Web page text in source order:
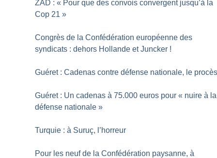
ZAD : « Pour que des convois convergent jusqu’à la
Cop 21 »
Congrès de la Confédération européenne des
syndicats : dehors Hollande et Juncker !
Guéret : Cadenas contre défense nationale, le
Guéret : Un cadenas à 75.000 euros pour « nuire à la
défense nationale »
Turquie : à Suruç, l’horreur
Pour les neuf de la Confédération paysanne, à